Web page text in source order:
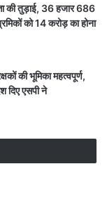
की तुड़ाई, 36 हजार 686
को 14 करोड़ का होना
की भूमिका महत्वपूर्ण,
दिए एसपी ने